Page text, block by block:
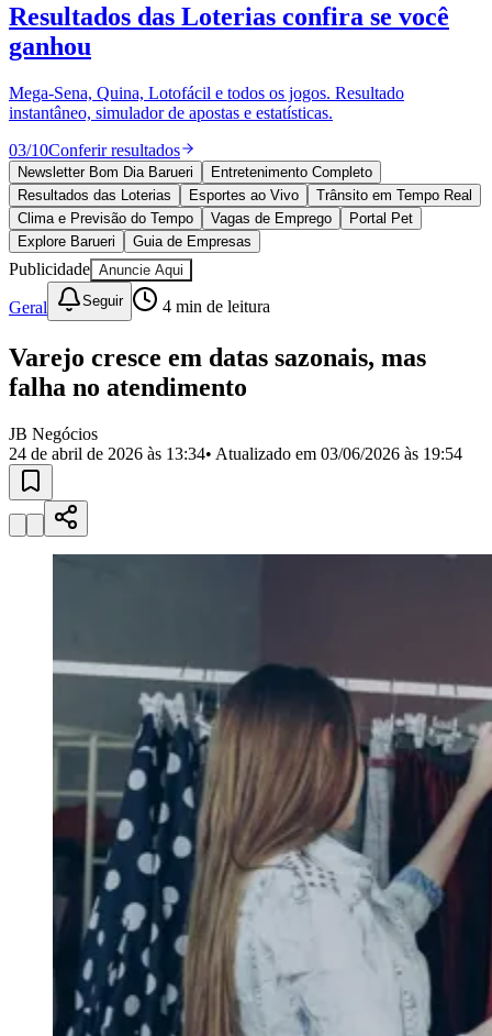
Anuncie no Portal
Cadastrar Empresa
Divulgar Vagas
Política
Esportes
Saúde
Segurança
Cultura
Meio Ambiente
Obras
Educação
Bairros de Barueri
Selecione sua regiãoPara notícias da sua região
JubranBelval
VistaCalifórniaCarapicuíbaCentroChácaras MarcoCidades da
Região
Militar
Califórnia Jardim dos Altos
Esperança Jardim Graziela
ParnaíbaSilveiraTamboréVale do SolVila Barros
Vila Engenho NovoVila Márcia
Vila Nossa Sra. da
Votupoca
Para Sua Empresa
Anuncie no Portal
Guia de Empresas
Divulgar VagasNovo
Publicidade Legal
Negócios Regionais
Turismo
Segurança Regional
Hospitais Estaduais
Parques & Represas
Cidades da Região
Santana de ParnaíbaOsasco Carapicuíba Jandira Cotia
do Bom JesusAraçariguama Cajamar CaieirasFranco da
Resultados das Loterias confira se você
ganhou
Mega-Sena, Quina, Lotofácil e todos os jogos. Resultado
instantâneo, simulador de apostas e estatísticas.
03/10Conferir resultados
Newsletter Bom Dia Barueri
Entretenimento Completo
Resultados das Loterias
Esportes ao Vivo
Trânsito em Tempo Real
Clima e Previsão do Tempo
Vagas de Emprego
Portal Pet
Explore Barueri
Guia de Empresas
Publicidade Anuncie Aqui
Geral Seguir 4 min de leitura
Varejo cresce em datas sazonais, mas
falha no atendimento
JB Negócios
24 de abril de 2026 às 13:34• Atualizado em 03/06/2026 às 19:54